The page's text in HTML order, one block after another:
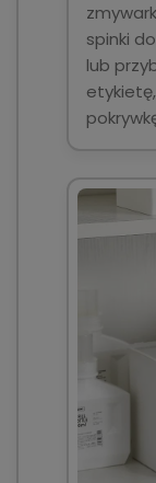
spinki
lub